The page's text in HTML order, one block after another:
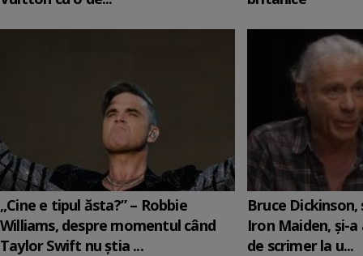
„Cine e tipul ăsta?” – Robbie
Williams, despre momentul când
Taylor Swift nu știa ...
Bruce
Iron Maiden, şi-
de scrimer la u...